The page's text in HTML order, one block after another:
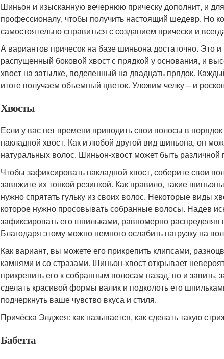
Шиньон и изысканную вечернюю прическу дополнит, и
профессионалу, чтобы получить настоящий шедевр. Но
самостоятельно справиться с созданием прически и
А вариантов причесок на базе шиньона достаточно. Это
распущенный боковой хвост с прядкой у основания, и
хвост на затылке, поделенный на двадцать прядок.
итоге получаем объемный цветок. Уложим челку – и
Хвосты
Если у вас нет времени приводить свои волосы в
накладной хвост. Как и любой другой вид шиньона, он
натуральных волос. Шиньон-хвост может быть
Чтобы зафиксировать накладной хвост, соберите свои
завяжите их тонкой резинкой. Как правило, такие
нужно спрятать гульку из своих волос. Некоторые виды
которое нужно просовывать собранные волосы. Надев
зафиксировать его шпильками, равномерно
Благодаря этому можно немного ослабить нагрузку на
Как вариант, вы можете его прикрепить клипсами,
камнями и со стразами. Шиньон-хвост открывает
прикрепить его к собранным волосам назад, но и
сделать красивой формы валик и подколоть его
подчеркнуть ваше чувство вкуса и стиля.
Причёска Элджея: как называется, как сделать такую
Бабетта